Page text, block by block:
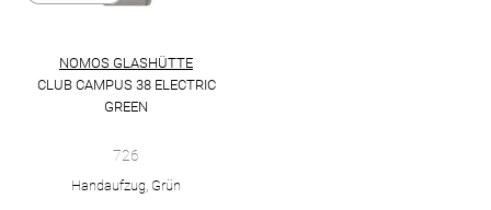
NOMOS GLASHÜTTE
CLUB CAMPUS 38 ELECTRIC
GREEN
726
Handaufzug, Grün